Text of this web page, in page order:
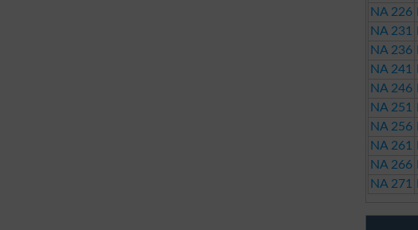
NA 226
NA 231
NA 236
NA 241
NA 246
NA 251
NA 256
NA 261
NA 266
NA 271